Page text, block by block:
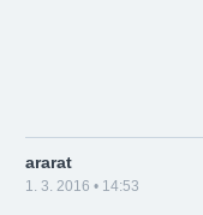
ararat
1. 3. 2016 • 14:53